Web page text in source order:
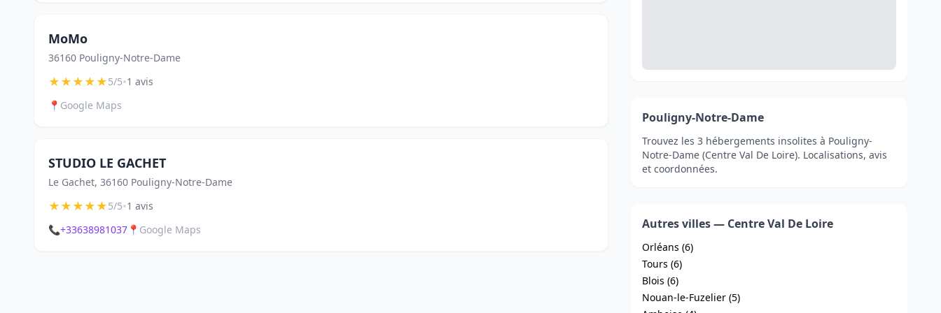
MoMo
36160 Pouligny-Notre-Dame
★★★★★5/5•1 avis
📍 Google Maps
STUDIO LE GACHET
Le Gachet, 36160 Pouligny-Notre-Dame
★★★★★5/5•1 avis
📞+33638981037 📍 Google Maps
Pouligny-Notre-Dame
Trouvez les 3 hébergements insolites à Pouligny-
Notre-Dame (Centre Val De Loire). Localisations, avis
et coordonnées.
Autres villes — Centre Val De Loire
Orléans (6)
Tours (6)
Blois (6)
Nouan-le-Fuzelier (5)